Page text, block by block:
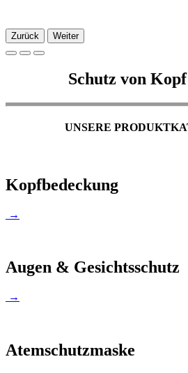
Zurück Weiter
Schutz von
UNSERE
Kopfbedeckung
→
Augen & Gesichtsschutz
→
Atemschutzmaske